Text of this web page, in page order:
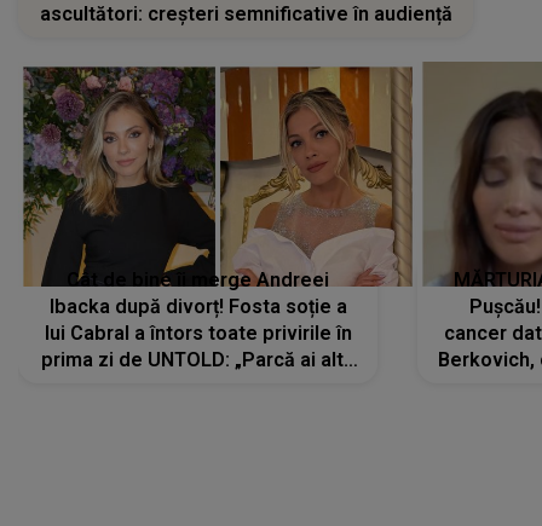
ascultători: creșteri semnificative în audiență
Cât de bine îi merge Andreei
Ibacka după divorț! Fosta soție a
lui Cabral a întors toate privirile în
prima zi de UNTOLD: „Parcă ai altă
cancer
Berkovich,